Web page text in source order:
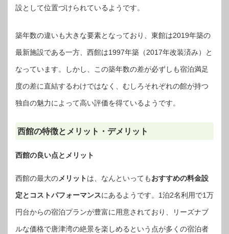
設として位置づけられているようです。
築年数の違いも大きな要素となっており、東館は2019年築の
最新施設である一方、西館は1997年築（2017年改装済み）と
なっています。しかし、この築年数の差が必ずしも宿泊満足
度の差に直結するわけではなく、むしろそれぞれの館が持つ
独自の魅力によって高い評価を得ているようです。
西館の特徴とメリット・デメリット
西館の良い点とメリット
西館の最大のメリットは、なんといってもおすすめの料金設
定とコストパフォーマンスにあるようです。1泊2名利用で1万
円台からの宿泊プランが豊富に用意されており、リーズナブ
ルな価格で唐津湾の絶景を楽しめるという点が多くの宿泊者